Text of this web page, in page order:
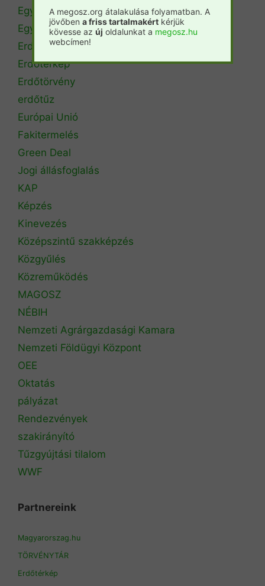
Egyetemi hírek
Egyetemi szintű oktatás
Erdészeti szakszemélyzet
Erdőtérkép
Erdőtörvény
erdőtűz
Európai Unió
Fakitermelés
Green Deal
Jogi állásfoglalás
KAP
Képzés
Kinevezés
Középszintű szakképzés
Közgyűlés
Közreműködés
MAGOSZ
NÉBIH
Nemzeti Agrárgazdasági Kamara
Nemzeti Földügyi Központ
OEE
Oktatás
pályázat
Rendezvények
szakirányító
Tűzgyújtási tilalom
WWF
Partnereink
Magyarorszag.hu
TÖRVÉNYTÁR
Erdőtérkép
A megosz.org átalakulása folyamatban. A
jövőben a friss tartalmakért kérjük
kövesse az új oldalunkat a megosz.hu
webcímen!